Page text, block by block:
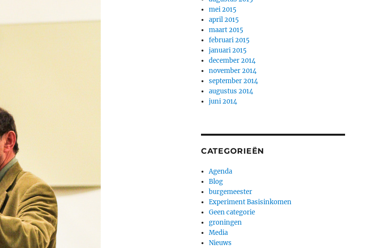
mei 2015
april 2015
maart 2015
februari 2015
januari 2015
december 2014
november 2014
september 2014
augustus 2014
juni 2014
CATEGORIEËN
Agenda
Blog
burgemeester
Experiment Basisinkomen
Geen categorie
groningen
Media
Nieuws